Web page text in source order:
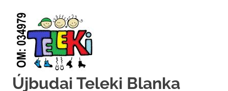
Újbudai Teleki Blanka